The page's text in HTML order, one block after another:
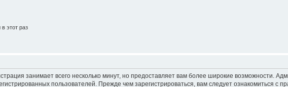
этот раз
занимает всего несколько минут, но предоставляет вам более широкие возможности.
пользователей. Прежде чем зарегистрироваться, вам следует ознакомиться с